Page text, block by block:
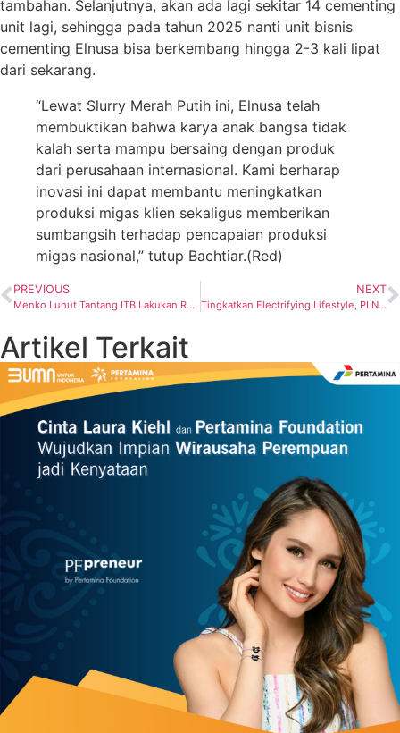
tambahan. Selanjutnya, akan ada lagi sekitar 14 cementing
unit lagi, sehingga pada tahun 2025 nanti unit bisnis
cementing Elnusa bisa berkembang hingga 2-3 kali lipat
dari sekarang.
“Lewat Slurry Merah Putih ini, Elnusa telah
membuktikan bahwa karya anak bangsa tidak
kalah serta mampu bersaing dengan produk
dari perusahaan internasional. Kami berharap
inovasi ini dapat membantu meningkatkan
produksi migas klien sekaligus memberikan
sumbangsih terhadap pencapaian produksi
migas nasional,” tutup Bachtiar.(Red)
PREVIOUS
Menko Luhut Tantang ITB Lakukan Research Industry Policy Hingga Menjadi Kampus Research Center di Indonesia
NEXT
Tingkatkan Electrifying Lifestyle, PLN Gelar Fun Cooking Kompor Induksi
Artikel Terkait